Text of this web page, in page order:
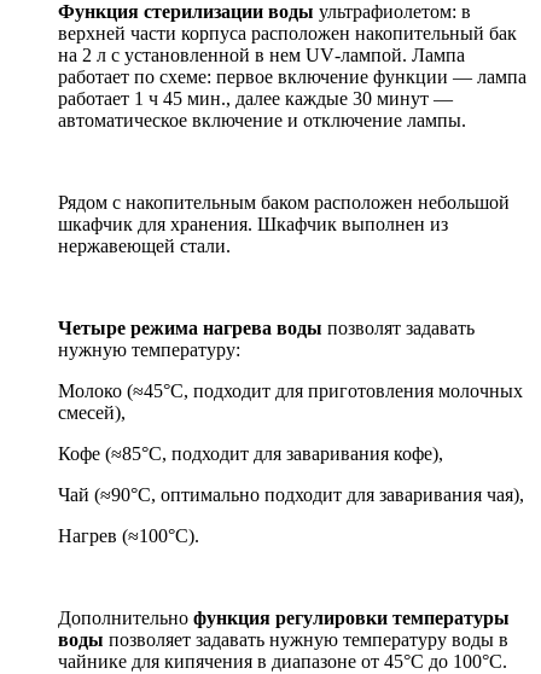
Функция стерилизации воды ультрафиолетом: в
верхней части корпуса расположен накопительный бак
на 2 л с установленной в нем UV-лампой. Лампа
работает по схеме: первое включение функции — лампа
работает 1 ч 45 мин., далее каждые 30 минут —
автоматическое включение и отключение лампы.
Рядом с накопительным баком расположен небольшой
шкафчик для хранения. Шкафчик выполнен из
нержавеющей стали.
Четыре режима нагрева воды позволят задавать
нужную температуру:
Молоко (≈45°С, подходит для приготовления молочных
смесей),
Кофе (≈85°С, подходит для заваривания кофе),
Чай (≈90°С, оптимально подходит для заваривания чая),
Нагрев (≈100°С).
Дополнительно функция регулировки температуры
воды позволяет задавать нужную температуру воды в
чайнике для кипячения в диапазоне от 45°С до 100°С.